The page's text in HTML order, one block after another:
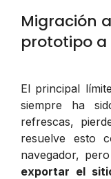
Migración
prototipo
El principal
siempre ha
refrescas,
resuelve esto
navegador,
exportar el